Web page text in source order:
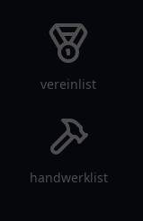
vereinlist
handwerklist